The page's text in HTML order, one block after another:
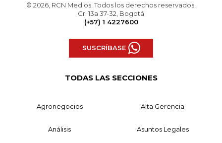
© 2026, RCN Medios. Todos los derechos reservados.
Cr. 13a 37-32, Bogotá
(+57) 1 4227600
SUSCRÍBASE
TODAS LAS SECCIONES
Agronegocios Alta Gerencia
Análisis Asuntos Legales